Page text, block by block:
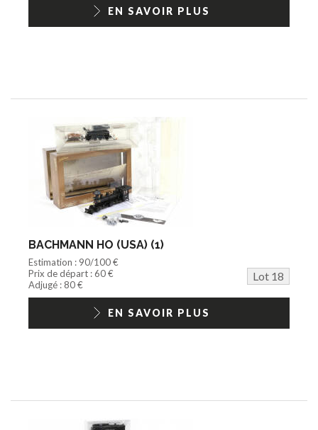
EN SAVOIR PLUS
BACHMANN HO (USA) (1)
Estimation : 90/100 €
Prix de départ : 60 €
Lot 18
Adjugé : 80 €
EN SAVOIR PLUS